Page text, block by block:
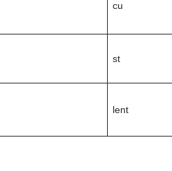
cu
st
lent